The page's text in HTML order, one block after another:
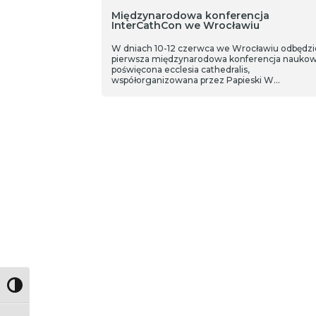
Toggle High Contrast
Międzynarodowa konferencja
InterCathCon we Wrocławiu
W dniach 10-12 czerwca we Wrocławiu
pierwsza międzynarodowa konferencja
poświęcona ecclesia cathedralis,
współorganizowana przez Papieski W…